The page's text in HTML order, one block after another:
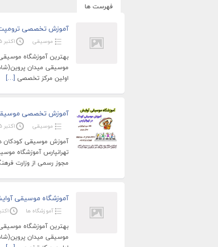
فهرست ها
آموزش تخصصی ترومپت
موسیقی اکتبر 15, 2020
بهترین آموزشگاه
موسیقی میدان
اولین مرکز تخصصی […]
آموزش تخصصی
موسیقی اکتبر 15, 2020
آموزش موسیقی کودکان
تهرانپارس آموزشگاه
مجوز رسمی از وزارت
آموزشگاه موسیقی
آموزشگاه ها اکتبر 15,
بهترین آموزشگاه
موسیقی میدان